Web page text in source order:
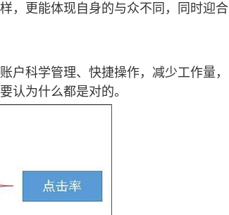
，更能体现自身的与众不同，同时迎合
户科学管理、快捷操作，减少工作量，
认为什么都是对的。